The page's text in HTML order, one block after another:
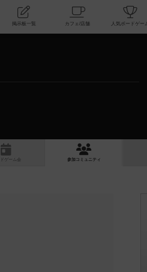
コミュニティ 掲示板一覧 カフェ/店舗
ドゲ ーム 参加 コミュニティ